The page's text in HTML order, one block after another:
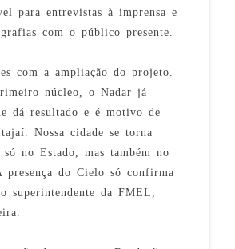
para entrevistas à imprensa e
com o público presente.
com a ampliação do projeto.
núcleo, o Nadar já
dá resultado e é motivo de
Nossa cidade se torna
só no Estado, mas também no
presença do Cielo só confirma
superintendente da FMEL,